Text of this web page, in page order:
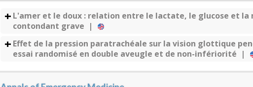
L'amer et le doux : relation entre le lactate, le glucose et
contondant grave |
Effet de la pression paratrachéale sur la vision glottique
essai randomisé en double aveugle et de non-infériorité |